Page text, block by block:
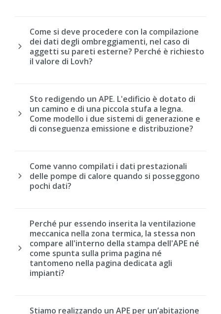
Come si deve procedere con la compilazione
dei dati degli ombreggiamenti, nel caso di
aggetti su pareti esterne? Perché è richiesto
il valore di Lovh?
Sto redigendo un APE. L'edificio è dotato di
un camino e di una piccola stufa a legna.
Come modello i due sistemi di generazione e
di conseguenza emissione e distribuzione?
Come vanno compilati i dati prestazionali
delle pompe di calore quando si posseggono
pochi dati?
Perché pur essendo inserita la ventilazione
meccanica nella zona termica, la stessa non
compare all'interno della stampa dell'APE né
come spunta sulla prima pagina né
tantomeno nella pagina dedicata agli
impianti?
Stiamo realizzando un APE per un’abitazione